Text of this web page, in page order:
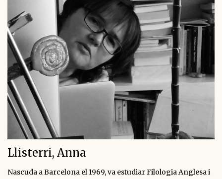
Llisterri, Anna
Nascuda a Barcelona el 1969, va estudiar Filologia Anglesa i